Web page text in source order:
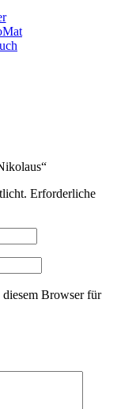
Erforderliche
Browser für